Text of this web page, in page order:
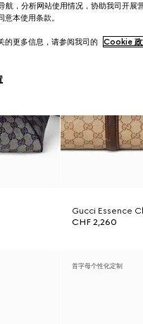
Gucci Essence
CHF 2,260
首字母个性化定制
，分析网站使用情况，协助我司开展
本使用条款。
的更多信息，请参阅我司的 Cookie 政